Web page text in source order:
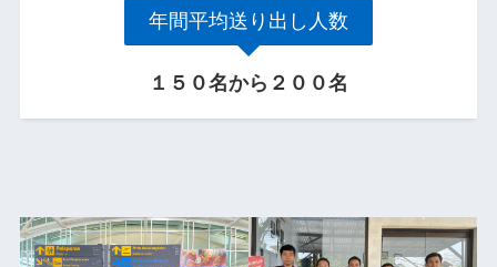
年間平均送り出し人数
１５０名から２００名